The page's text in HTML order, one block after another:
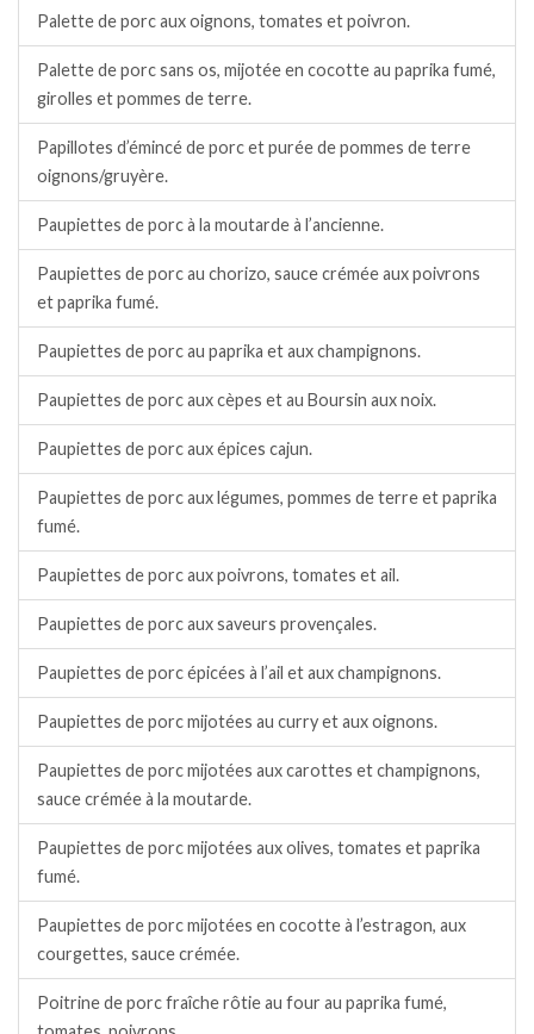
Palette de porc aux oignons, tomates et poivron.
Palette de porc sans os, mijotée en cocotte au paprika fumé,
girolles et pommes de terre.
Papillotes d’émincé de porc et purée de pommes de terre
oignons/gruyère.
Paupiettes de porc à la moutarde à l’ancienne.
Paupiettes de porc au chorizo, sauce crémée aux poivrons
et paprika fumé.
Paupiettes de porc au paprika et aux champignons.
Paupiettes de porc aux cèpes et au Boursin aux noix.
Paupiettes de porc aux épices cajun.
Paupiettes de porc aux légumes, pommes de terre et paprika
fumé.
Paupiettes de porc aux poivrons, tomates et ail.
Paupiettes de porc aux saveurs provençales.
Paupiettes de porc épicées à l’ail et aux champignons.
Paupiettes de porc mijotées au curry et aux oignons.
Paupiettes de porc mijotées aux carottes et champignons,
sauce crémée à la moutarde.
Paupiettes de porc mijotées aux olives, tomates et paprika
fumé.
Paupiettes de porc mijotées en cocotte à l’estragon, aux
courgettes, sauce crémée.
Poitrine de porc fraîche rôtie au four au paprika fumé,